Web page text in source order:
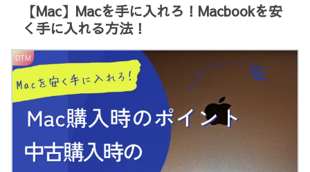
【Mac】Macを手に入れろ！Macbookを安
く手に入れる方法！
DTM